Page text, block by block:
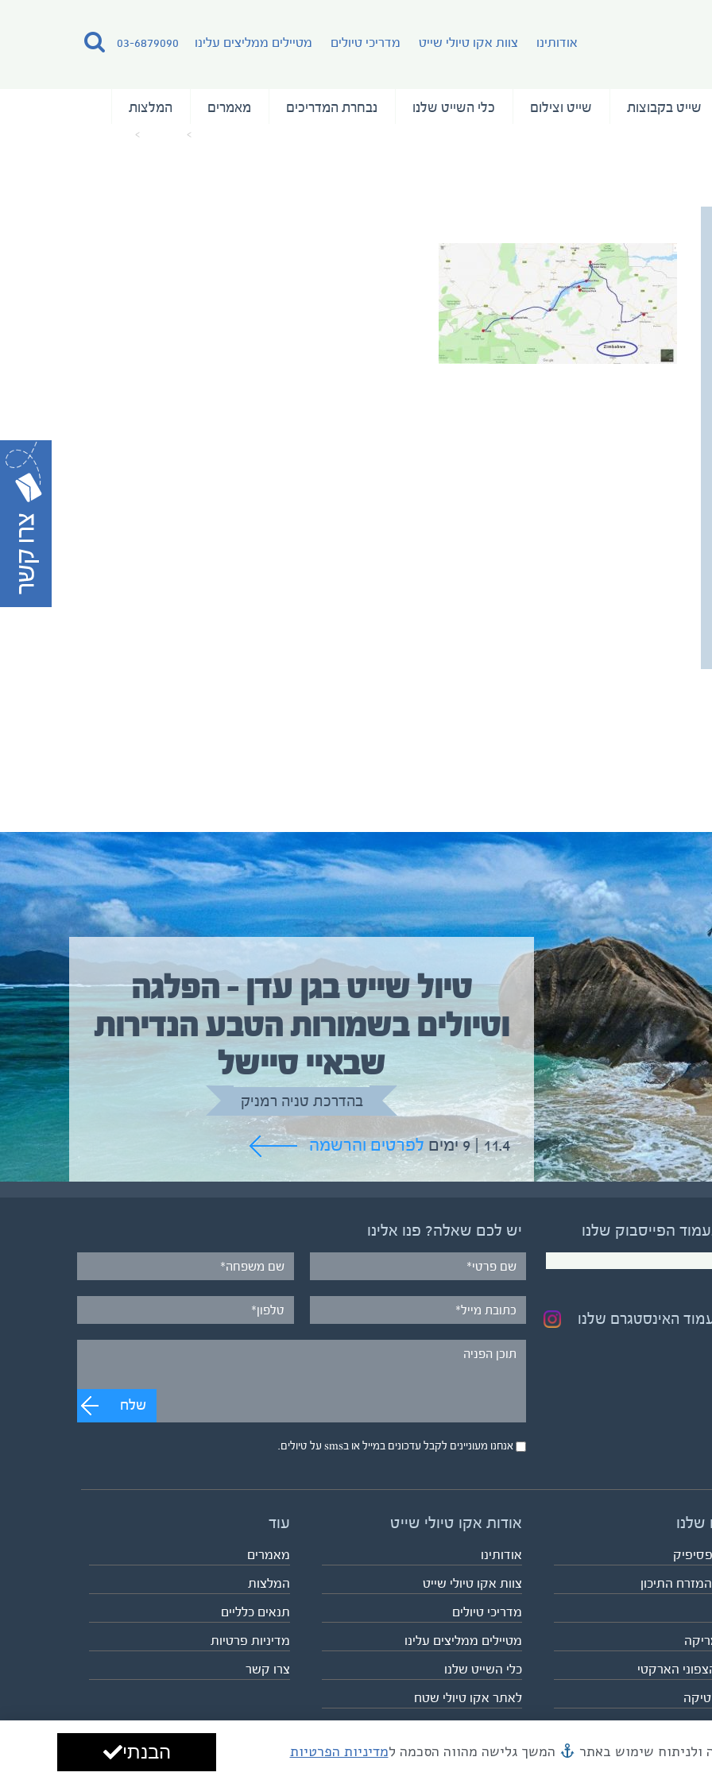
03-6879090 אודותינו צוות אקו טיולי שייט מדריכי טיולים מטיילים ממליצים עלינו
שייט בקבוצות שייט וצילום כלי השייט שלנו נבחרת המדריכים מאמרים המלצות
טיול שייט בגן עדן – הפלגה
וטיולים בשמורות הטבע הנדירות
שבאיי סיישל
בהדרכת טניה רמניק
11.4 | 9 ימים לפרטים והרשמה
הפייסבוק שלנו
האינסטגרם שלנו
יש לכם שאלה? פנו אלינו
שלח
אנחנו מעוניינים לקבל עדכונים במייל או בsms על טיולים.
שלנו
התיכון
הארקטי
אודות אקו טיולי שייט
אודותינו
צוות אקו טיולי שייט
מדריכי טיולים
מטיילים ממליצים עלינו
כלי השייט שלנו
לאתר אקו טיולי שטח
עוד
מאמרים
המלצות
תנאים כלליים
מדיניות פרטיות
צרו קשר
מייל mail@eco.co.il | כתובתנו המסגר 55, תל אביב עיצוב ופיתוח: ביבר גלובל
המשך גלישה מהווה הסכמה למדיניות הפרטיות הבנתי